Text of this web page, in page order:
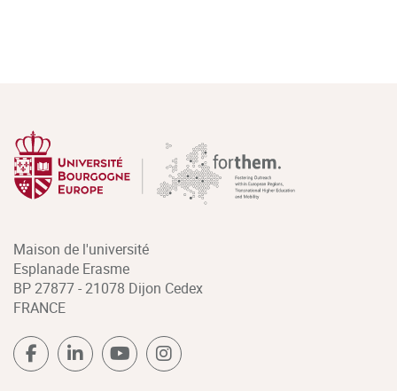
Maison de l'université
Esplanade Erasme
BP 27877 - 21078 Dijon Cedex
FRANCE